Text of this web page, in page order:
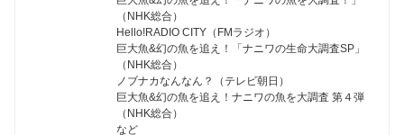
（NHK総合）
Hello!RADIO CITY（FMラジオ）
巨大魚&幻の魚を追え！「ナニワの生命大調査SP」
（NHK総合）
ノブナカなんなん？（テレビ朝日）
巨大魚&幻の魚を追え！ナニワの魚を大調査 第４弾
（NHK総合）
など